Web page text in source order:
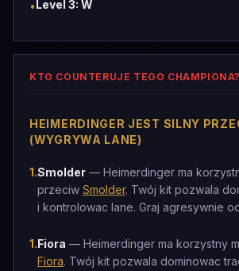
•Level 3: W
KTO COUNTERUJE TEGO CHAMPIONA?
HEIMERDINGER JEST SILNY
(WYGRYWA LANE)
1.Smolder — Heimerdinger ma
przeciw Smolder. Twój kit pozwala
i kontrolowac lane. Graj agresywnie
1.Fiora — Heimerdinger ma korzystny
Fiora. Twój kit pozwala dominowac